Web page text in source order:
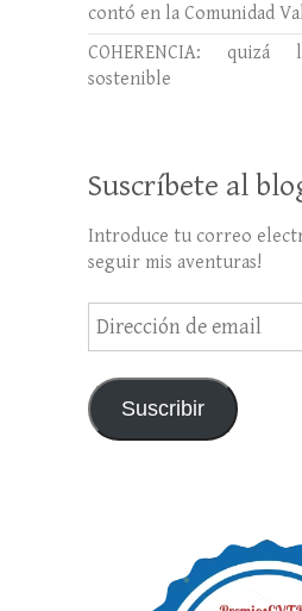
contó en la Comunidad
COHERENCIA:
sostenible
Suscríbete al
Introduce tu correo
seguir mis aventuras!
Dirección
de
Suscribir